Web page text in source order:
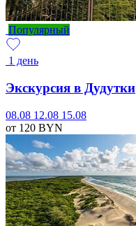
Популярный
1 день
Экскурсия в Дудутки
08.08 12.08 15.08
от 120 BYN